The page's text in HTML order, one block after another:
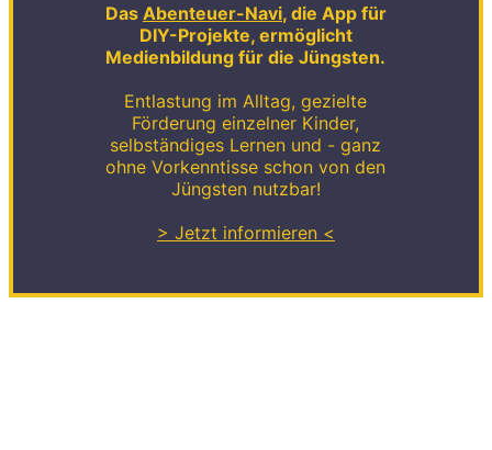
Das Abenteuer-Navi, die App für
DIY-Projekte, ermöglicht
Medienbildung für die Jüngsten.
Entlastung im Alltag, gezielte
Förderung einzelner Kinder,
selbständiges Lernen und - ganz
ohne Vorkenntisse schon von den
Jüngsten nutzbar!
> Jetzt informieren <